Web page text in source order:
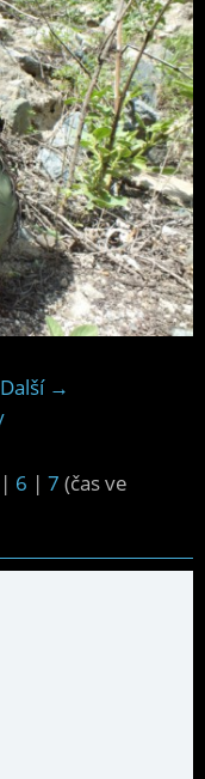
Další →
| 6 | 7 (čas ve